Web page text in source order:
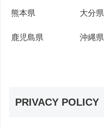
熊本県 大分県
鹿児島県 沖縄県
PRIVACY POLICY